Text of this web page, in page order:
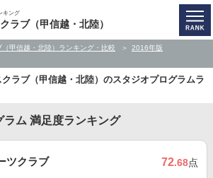
キング
ラブ（甲信越・北陸）
甲信越・北陸）ランキング・比較
2016年版
クラブ（甲信越・北陸）のスタジオプログラムラ
ラム 満足度ランキング
ツクラブ 72.68点